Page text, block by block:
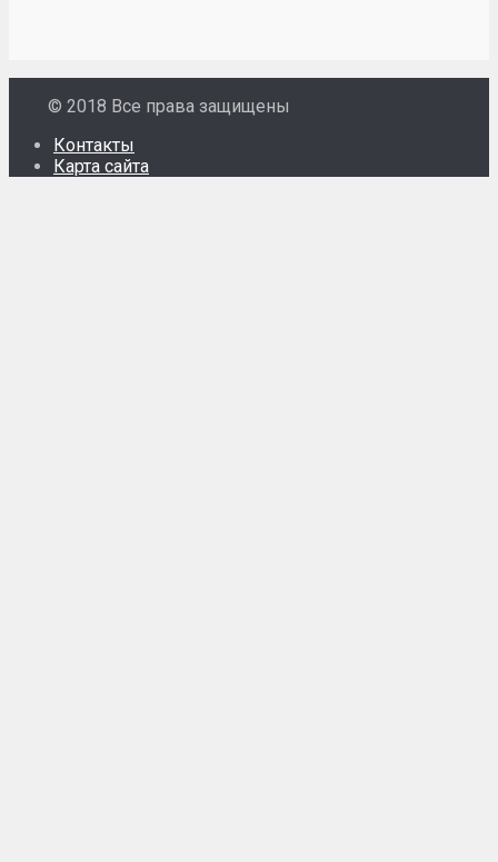
© 2018 Все права защищены
Контакты
Карта сайта